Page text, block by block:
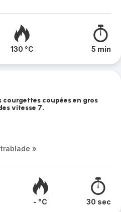
130 °C 5 min
courgettes coupées en gros
vitesse 7.
»
- °C 30 sec